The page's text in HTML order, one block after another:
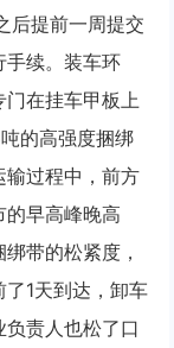
后提前一周提交
手续。装车环
在挂车甲板上
的高强度捆绑
输过程中，前方
早高峰晚高
带的松紧度，
1天到达，卸车
责人也松了口